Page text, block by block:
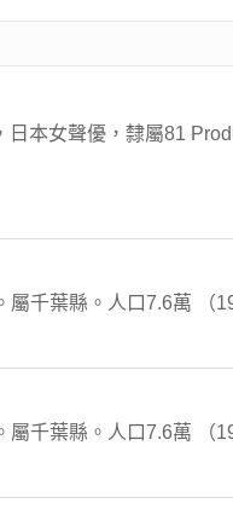
本女聲優，隸屬81
千葉縣。人口7.6萬 （
千葉縣。人口7.6萬 （